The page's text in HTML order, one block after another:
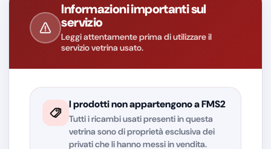
Informazioni importanti sul
servizio
Leggi attentamente prima di utilizzare il
servizio vetrina usato.
I prodotti non appartengono a FMS2
Tutti i ricambi usati presenti in questa
vetrina sono di proprietà esclusiva dei
privati che li hanno messi in vendita.